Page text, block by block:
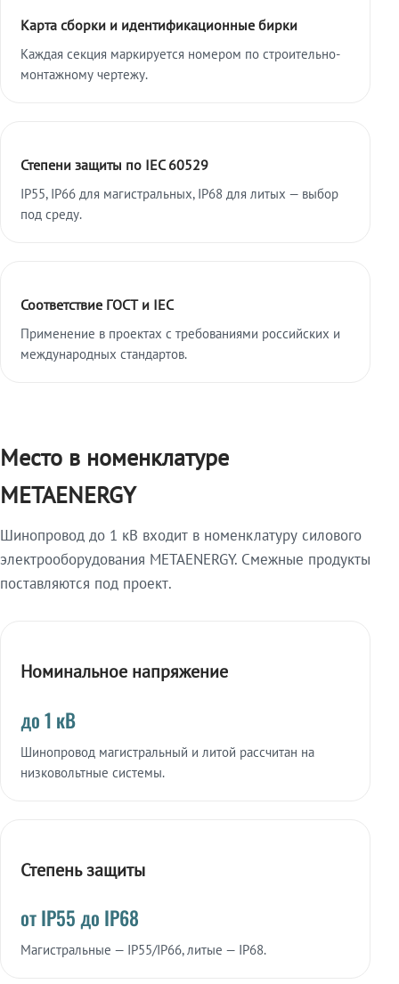
Карта сборки и идентификационные бирки
Каждая секция маркируется номером по строительно-
монтажному чертежу.
Степени защиты по IEC 60529
IP55, IP66 для магистральных, IP68 для литых — выбор
под среду.
Соответствие ГОСТ и IEC
Применение в проектах с требованиями российских и
международных стандартов.
Место в номенклатуре
METAENERGY
Шинопровод до 1 кВ входит в номенклатуру силового
электрооборудования METAENERGY. Смежные продукты
поставляются под проект.
Номинальное напряжение
до 1 кВ
Шинопровод магистральный и литой рассчитан на
низковольтные системы.
Степень защиты
от IP55 до IP68
Магистральные — IP55/IP66, литые — IP68.